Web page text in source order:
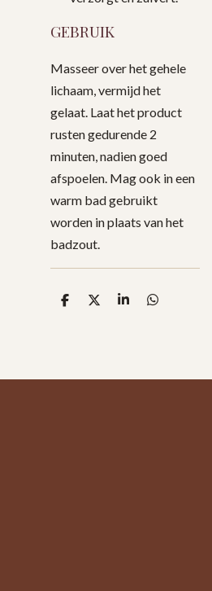
GEBRUIK
Masseer over het gehele
lichaam, vermijd het
gelaat. Laat het product
rusten gedurende 2
minuten, nadien goed
afspoelen. Mag ook in een
warm bad gebruikt
worden in plaats van het
badzout.
D
D
S
D